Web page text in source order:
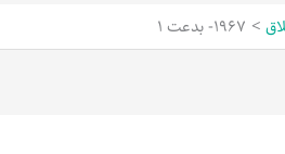
1967- بدعت 1